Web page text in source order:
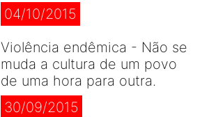
04/10/2015
Violência endêmica - Não se
muda a cultura de um povo
de uma hora para outra.
30/09/2015